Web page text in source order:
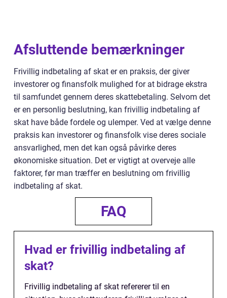
Afsluttende bemærkninger
Frivillig indbetaling af skat er en praksis, der giver
investorer og finansfolk mulighed for at bidrage ekstra
til samfundet gennem deres skattebetaling. Selvom det
er en personlig beslutning, kan frivillig indbetaling af
skat have både fordele og ulemper. Ved at vælge denne
praksis kan investorer og finansfolk vise deres sociale
ansvarlighed, men det kan også påvirke deres
økonomiske situation. Det er vigtigt at overveje alle
faktorer, før man træffer en beslutning om frivillig
indbetaling af skat.
FAQ
Hvad er frivillig indbetaling af
skat?
Frivillig indbetaling af skat refererer til en